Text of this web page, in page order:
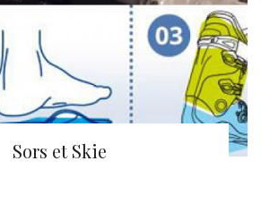
Sors et Skie